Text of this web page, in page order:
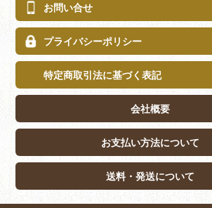
お問い合せ
プライバシーポリシー
特定商取引法に基づく表記
会社概要
お支払い方法について
送料・発送について